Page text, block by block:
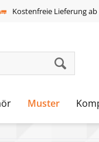
Kostenfreie Lieferung ab
Muster